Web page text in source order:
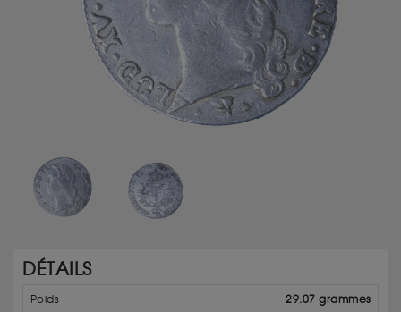
DÉTAILS
Poids 29.07 grammes